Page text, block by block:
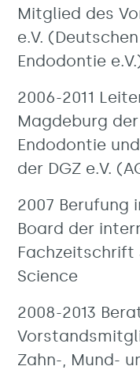
Mitglied des
e.V.
Endodontie
2006-2011
Magdeburg
Endodontie
der DGZ e.V.
2007 Berufung
Board der
Fachzeitschrift
Science
2008-2013
Zahn-, Mund-